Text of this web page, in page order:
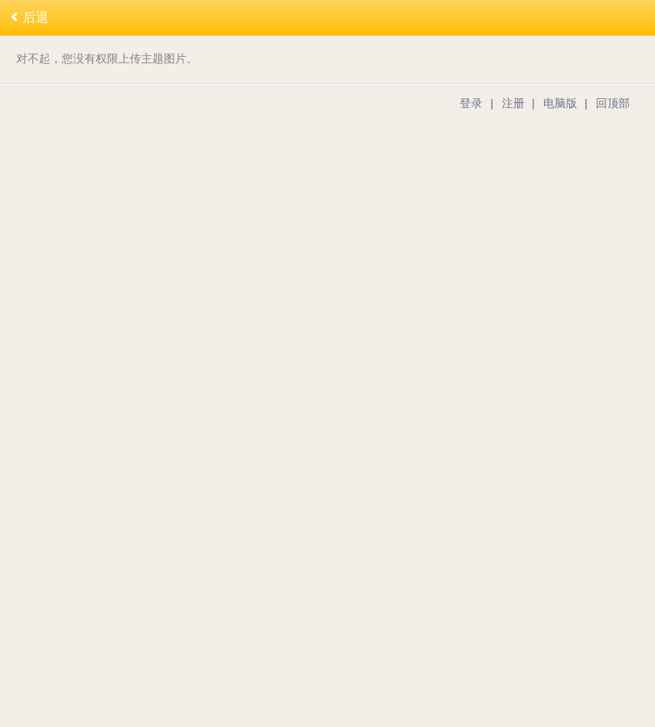
后退
对不起，您没有权限上传主题图片。
登录 | 注册 | 电脑版 | 回顶部